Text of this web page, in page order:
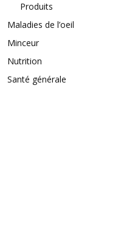
Produits
Maladies de l’oeil
Minceur
Nutrition
Santé générale